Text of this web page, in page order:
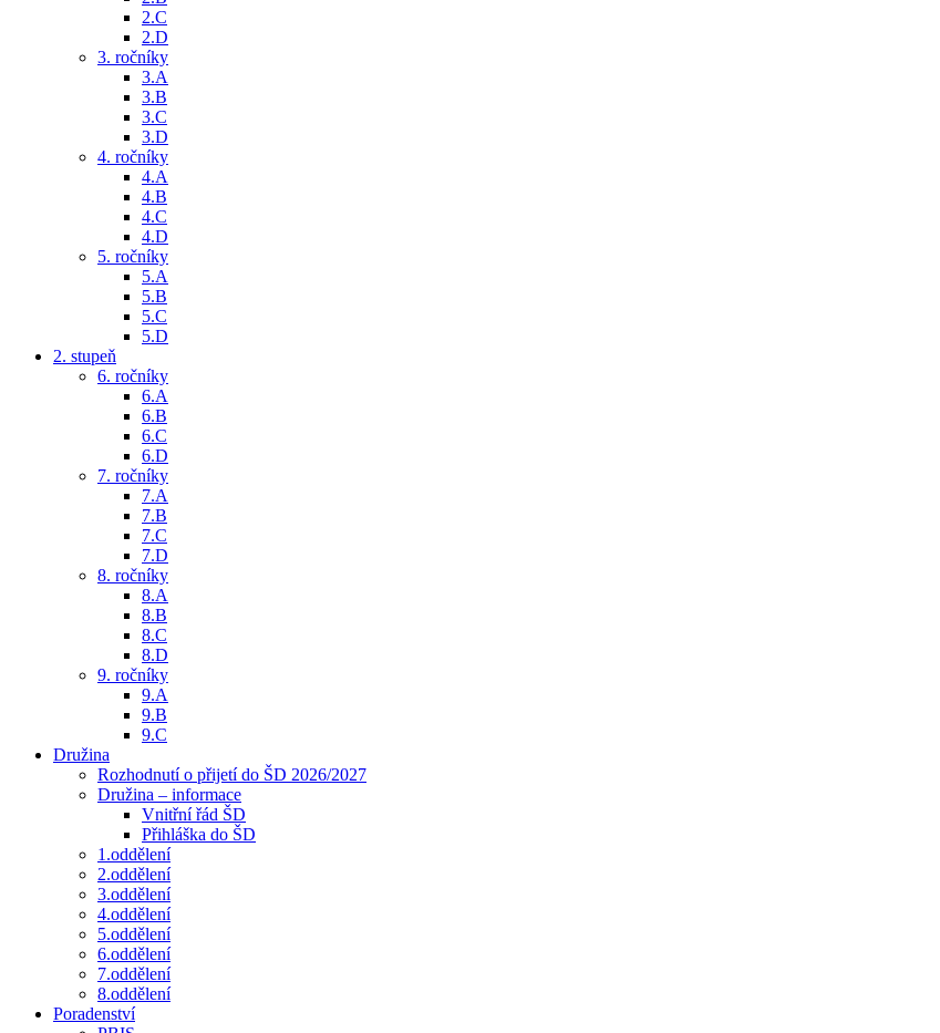
2.C
2.D
3. ročníky
3.A
3.B
3.C
3.D
4. ročníky
4.A
4.B
4.C
4.D
5. ročníky
5.A
5.B
5.C
5.D
2. stupeň
6. ročníky
6.A
6.B
6.C
6.D
7. ročníky
7.A
7.B
7.C
7.D
8. ročníky
8.A
8.B
8.C
8.D
9. ročníky
9.A
9.B
9.C
Družina
Rozhodnutí o přijetí do ŠD 2026/2027
Družina – informace
Vnitřní řád ŠD
Přihláška do ŠD
1.oddělení
2.oddělení
3.oddělení
4.oddělení
5.oddělení
6.oddělení
7.oddělení
8.oddělení
Poradenství